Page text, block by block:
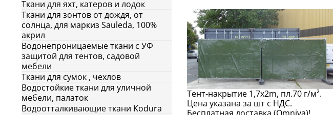
Ткани для яхт, катеров и лодок
Ткани для зонтов от дождя, от
солнца, для маркиз Sauleda, 100%
акрил
Водонепроницаемые ткани с УФ
защитой для тентов, садовой
мебели
Ткани для сумок , чехлов
Водостойкие ткани для уличной
мебели, палаток
Водоотталкивающие ткани Kodura
Тент-накрытие 1,7x2m, пл.70 г/м².
Цена указана за шт с НДС.